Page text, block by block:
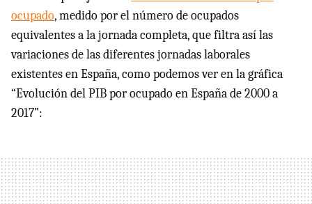
ocupado, medido por el número de ocupados
equivalentes a la jornada completa, que filtra así las
variaciones de las diferentes jornadas laborales
existentes en España, como podemos ver en la gráfica
“Evolución del PIB por ocupado en España de 2000 a
2017”: